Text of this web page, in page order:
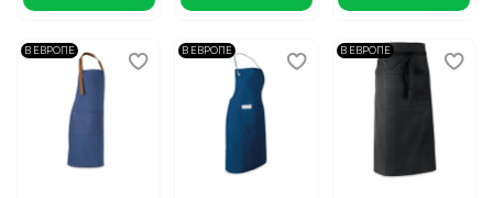
В ЕВРОПЕ В ЕВРОПЕ В ЕВРОПЕ